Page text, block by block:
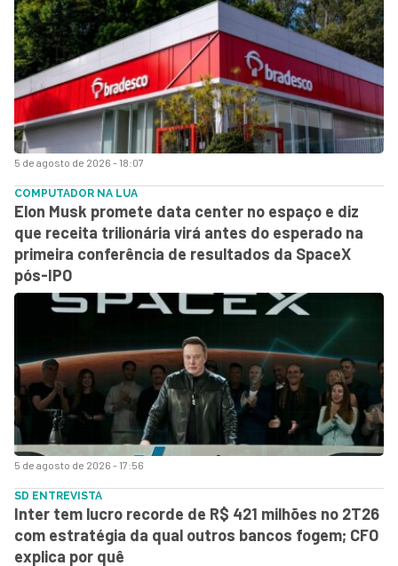
5 de agosto de 2026 - 18:07
5 de agosto de 2026 - 17:56
COMPUTADOR NA LUA
Elon Musk promete data center no espaço e diz
que receita trilionária virá antes do esperado na
primeira conferência de resultados da SpaceX
pós-IPO
SD ENTREVISTA
Inter tem lucro recorde de R$ 421 milhões no 2T26
com estratégia da qual outros bancos fogem; CFO
explica por quê